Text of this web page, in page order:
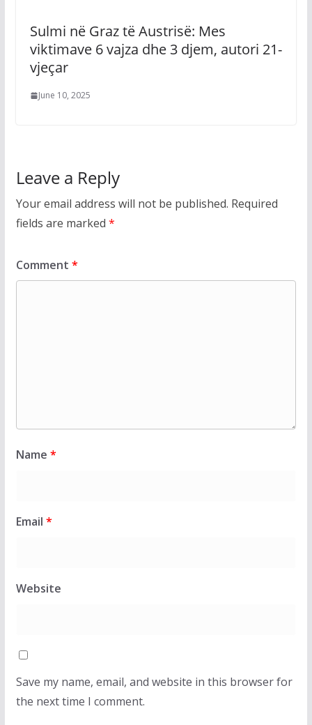
Sulmi në Graz të Austrisë: Mes
viktimave 6 vajza dhe 3 djem, autori 21-
vjeçar
June 10, 2025
Leave a Reply
Your email address will not be published. Required
fields are marked *
Comment *
Name *
Email *
Website
Save my name, email, and website in this browser for
the next time I comment.